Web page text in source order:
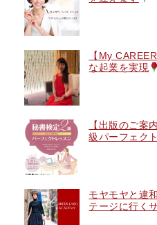
【My
な起業を実現
【出版のご案
級パーフェク
モヤモヤと違
テージに行く